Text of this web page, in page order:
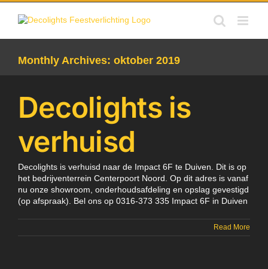
Skip
Monthly Archives: oktober 2019
Decolights is
verhuisd
Decolights is verhuisd naar de Impact 6F te Duiven. Dit is op
het bedrijventerrein Centerpoort Noord. Op dit adres is vanaf
nu onze showroom, onderhoudsafdeling en opslag gevestigd
(op afspraak). Bel ons op 0316-373 335 Impact 6F in Duiven
Read More